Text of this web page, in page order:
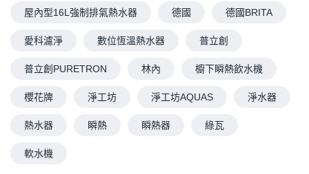
屋內型16L強制排氣熱水器 德國 德國BRITA
愛科濾淨 數位恆溫熱水器 普立創
普立創PURETRON 林內 櫥下瞬熱飲水機
櫻花牌 淨工坊 淨工坊AQUAS 淨水器
熱水器 瞬熱 瞬熱器 綠瓦
軟水機